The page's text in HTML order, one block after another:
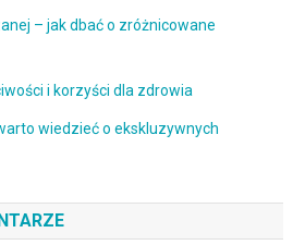
– jak dbać o zróżnicowane
i korzyści dla zdrowia
wiedzieć o ekskluzywnych